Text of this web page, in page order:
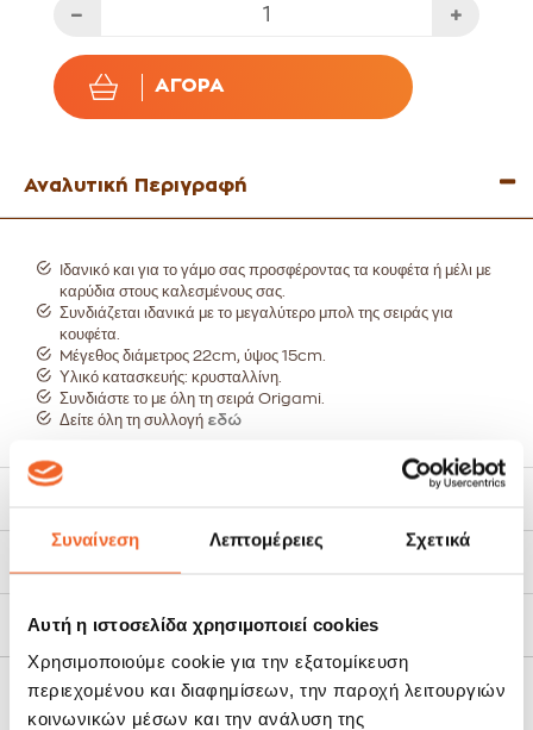
Συναίνεση Λεπτομέρειες Σχετικά
Αυτή η ιστοσελίδα χρησιμοποιεί cookies
Χρησιμοποιούμε cookie για την εξατομίκευση
περιεχομένου και διαφημίσεων, την παροχή λειτουργιών
κοινωνικών μέσων και την ανάλυση της
ΑΓΟΡΆ
Αναλυτική Περιγραφή
Iδανικό και για το γάμο σας προσφέροντας τα κουφέτα ή μέλι με
καρύδια στους καλεσμένους σας.
Συνδιάζεται ιδανικά με το μεγαλύτερο μπολ της σειράς για
κουφέτα.
Mέγεθος διάμετρος 22cm, ύψος 15cm.
Υλικό κατασκευής: κρυσταλλίνη.
Συνδιάστε το με όλη τη σειρά Origami.
Δείτε όλη τη συλλογή εδώ
Πολιτική Επιστροφών
ΣΧΕΤΙΚΆ ΠΡΟΪΌΝΤΑ